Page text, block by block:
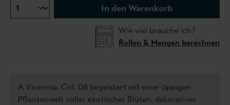
In den Warenkorb
Wie viel brauche ich?
Rollen & Mengen berechnen
A Vicennia, Col. 08 begeistert mit einer üppigen
Pflanzenwelt voller exotischer Blüten, dekorativer